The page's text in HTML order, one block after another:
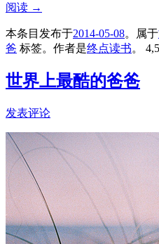
阅读 →
本条目发布于2014-05-08。属于
爸 标签。 作者是终点读书。
世界上最酷的爸爸
发表评论